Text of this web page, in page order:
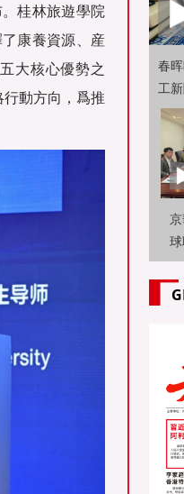
桂林旅遊學院
康養資源、産
大核心優勢之
動方向，爲推
春
工